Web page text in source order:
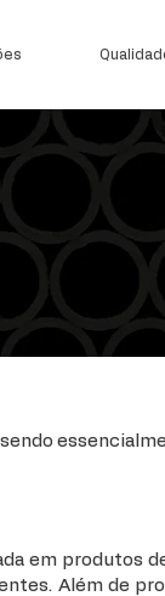
em produtos
Além de